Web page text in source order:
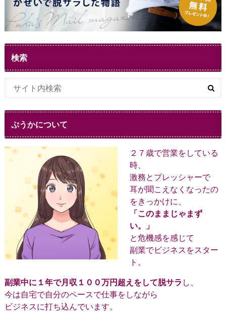
検索
ぷうかについて
２７歳で営業をしている
時、
激務とプレッシャーで
耳が聞こえなくなったの
をきっかけに、
「このままじゃまず
い。」
と危機感を感じて
副業でビジネスをスター
ト。
副業中に１年で月収１００万円超えをして脱サラ し、
今は自宅で自分のペースで仕事をしながら
ビジネスに打ち込んでいます。